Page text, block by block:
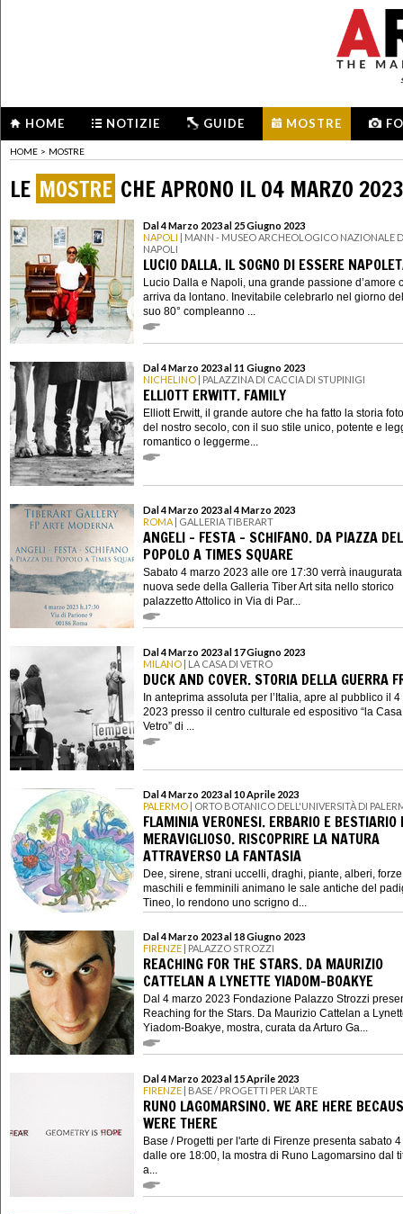
HOME NOTIZIE GUIDE MOSTRE
HOME > MOSTRE
LE MOSTRE CHE APRONO IL 04 MARZO 2023
Dal 4 Marzo 2023 al 25 Giugno 2023
NAPOLI | MANN - MUSEO ARCHEOLOGICO NAZIONALE
NAPOLI
LUCIO DALLA. IL SOGNO DI ESSERE
Lucio Dalla e Napoli, una grande passione d’amore
arriva da lontano. Inevitabile celebrarlo nel giorno del
suo 80° compleanno ...
Dal 4 Marzo 2023 al 11 Giugno 2023
NICHELINO | PALAZZINA DI CACCIA DI STUPINIGI
ELLIOTT ERWITT. FAMILY
Elliott Erwitt, il grande autore che ha fatto la storia
del nostro secolo, con il suo stile unico, potente e
romantico o leggerme...
Dal 4 Marzo 2023 al 4 Marzo 2023
ROMA | GALLERIA TIBERART
ANGELI - FESTA - SCHIFANO. DA PIAZZA DEL
POPOLO A TIMES SQUARE
Sabato 4 marzo 2023 alle ore 17:30 verrà
nuova sede della Galleria Tiber Art sita nello storico
palazzetto Attolico in Via di Par...
Dal 4 Marzo 2023 al 17 Giugno 2023
MILANO | LA CASA DI VETRO
DUCK AND COVER. STORIA DELLA GUERRA
In anteprima assoluta per l’Italia, apre al pubblico il 4
2023 presso il centro culturale ed espositivo “la
Vetro” di ...
Dal 4 Marzo 2023 al 10 Aprile 2023
PALERMO | ORTO BOTANICO DELL'UNIVERSITÀ DI
FLAMINIA VERONESI. ERBARIO E BESTIARIO
MERAVIGLIOSO. RISCOPRIRE LA NATURA
ATTRAVERSO LA FANTASIA
Dee, sirene, strani uccelli, draghi, piante, alberi, forze
maschili e femminili animano le sale antiche del
Tineo, lo rendono uno scrigno d...
Dal 4 Marzo 2023 al 18 Giugno 2023
FIRENZE | PALAZZO STROZZI
REACHING FOR THE STARS. DA MAURIZIO
CATTELAN A LYNETTE YIADOM-BOAKYE
Dal 4 marzo 2023 Fondazione Palazzo Strozzi
Reaching for the Stars. Da Maurizio Cattelan a
Yiadom-Boakye, mostra, curata da Arturo Ga...
Dal 4 Marzo 2023 al 15 Aprile 2023
FIRENZE | BASE / PROGETTI PER L’ARTE
RUNO LAGOMARSINO. WE ARE HERE
WERE THERE
Base / Progetti per l'arte di Firenze presenta sabato
dalle ore 18:00, la mostra di Runo Lagomarsino dal
a...